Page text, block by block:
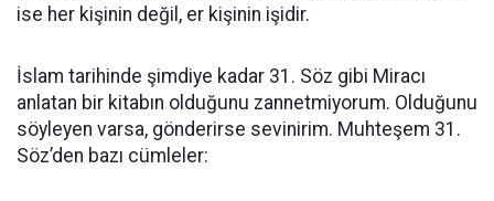
ise her kişinin değil, er kişinin işidir.
İslam tarihinde şimdiye kadar 31. Söz gibi Miracı
anlatan bir kitabın olduğunu zannetmiyorum. Olduğunu
söyleyen varsa, gönderirse sevinirim. Muhteşem 31.
Söz’den bazı cümleler: